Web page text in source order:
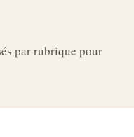
par rubrique pour